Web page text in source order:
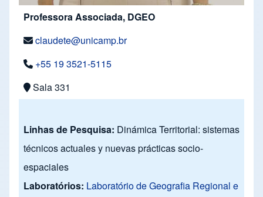
Professora Associada, DGEO
claudete@unicamp.br
+55 19 3521-5115
Sala 331
Linhas de Pesquisa: Dinámica Territorial: sistemas
técnicos actuales y nuevas prácticas socio-
espaciales
Laboratórios: Laboratório de Geografia Regional e